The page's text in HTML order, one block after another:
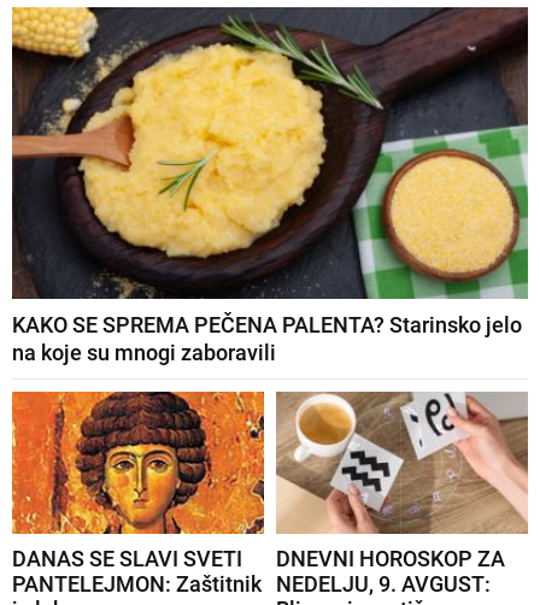
KAKO SE SPREMA PEČENA PALENTA? Starinsko jelo
na koje su mnogi zaboravili
DANAS SE SLAVI SVETI
PANTELEJMON: Zaštitnik
DNEVNI HOROSKOP ZA
NEDELJU, 9. AVGUST: